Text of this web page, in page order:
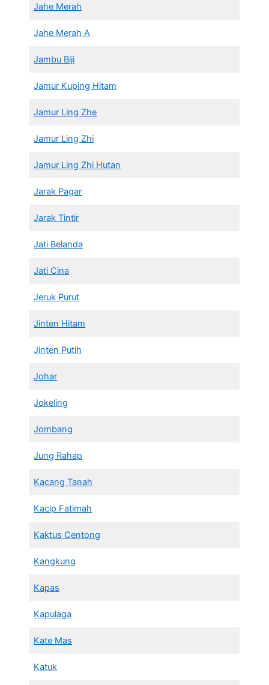
Jahe Merah
Jahe Merah A
Jambu Biji
Jamur Kuping Hitam
Jamur Ling Zhe
Jamur Ling Zhi
Jamur Ling Zhi Hutan
Jarak Pagar
Jarak Tintir
Jati Belanda
Jati Cina
Jeruk Purut
Jinten Hitam
Jinten Putih
Johar
Jokeling
Jombang
Jung Rahap
Kacang Tanah
Kacip Fatimah
Kaktus Centong
Kangkung
Kapas
Kapulaga
Kate Mas
Katuk